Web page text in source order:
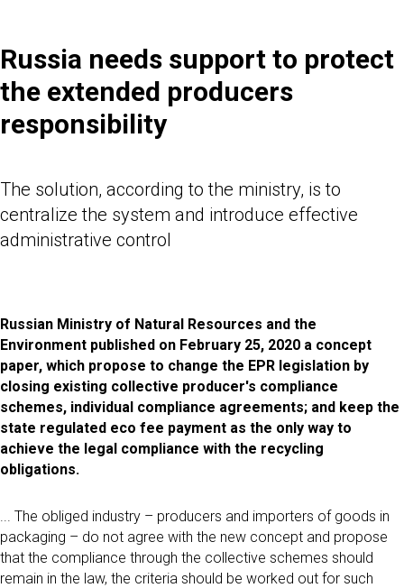
Russia needs support to protect
the extended producers
responsibility
The solution, according to the ministry, is to
centralize the system and introduce effective
administrative control
Russian Ministry of Natural Resources and the
Environment published on February 25, 2020 a concept
paper, which propose to change the EPR legislation by
closing existing collective producer's compliance
schemes, individual compliance agreements; and keep the
state regulated eco fee payment as the only way to
achieve the legal compliance with the recycling
obligations.
... The obliged industry – producers and importers of goods in
packaging – do not agree with the new concept and propose
that the compliance through the collective schemes should
remain in the law, the criteria should be worked out for such